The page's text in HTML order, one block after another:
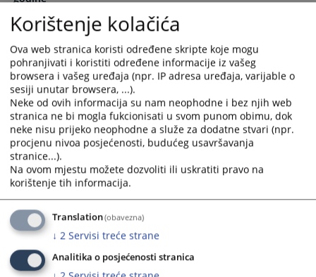
the
question
mark
key
to
get
the
keyboard
shortcuts
for
changing
dates.
the
question
mark
key
to
get
the
keyboard
shortcuts
for
dates.
12.02.2026.
Izvještaj o zaprimljenim i riješenim zahtjevima za pristup
informacijama u periodu od 1.7.2025. godine do 30.9.2025.
godine
12.02.2026.
Izvještaj o zaprimljenim i riješenim zahtjevima za pristup
informacijama u periodu od 1.10.2025. godine do
31.12.2025. godine
03.04.2025.
informacijama u 2024. godini
Korištenje kolačića
Ova web stranica koristi određene skripte koje mogu
pohranjivati i koristiti određene informacije iz vašeg
browsera i vašeg uređaja (npr. IP adresa uređaja, varijable o
sesiji unutar browsera, ...).
Neke od ovih informacija su nam neophodne i bez njih web
stranica ne bi mogla fukcionisati u svom punom obimu, dok
neke nisu prijeko neophodne a služe za dodatne stvari (npr.
procjenu nivoa posjećenosti, budućeg usavršavanja
stranice...).
Na ovom mjestu možete dozvoliti ili uskratiti pravo na
korištenje tih informacija.
Translation(obavezna)
↓ 2 Servisi treće strane
Analitika o posjećenosti stranica